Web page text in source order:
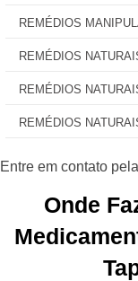
REMÉDIOS
REMÉDIOS
REMÉDIOS
REMÉDIOS
Onde